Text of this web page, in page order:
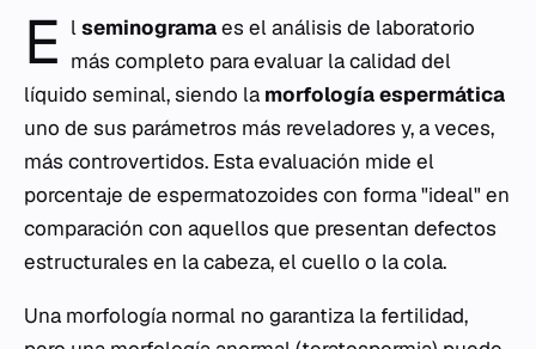
E lseminogramaes el análisis de laboratorio
más completo para evaluar la calidad del
líquido seminal, siendo la morfología espermática
uno de sus parámetros más reveladores y, a veces,
más controvertidos. Esta evaluación mide el
porcentaje de espermatozoides con forma "ideal" en
comparación con aquellos que presentan defectos
estructurales en la cabeza, el cuello o la cola.
Una morfología normal no garantiza la fertilidad,